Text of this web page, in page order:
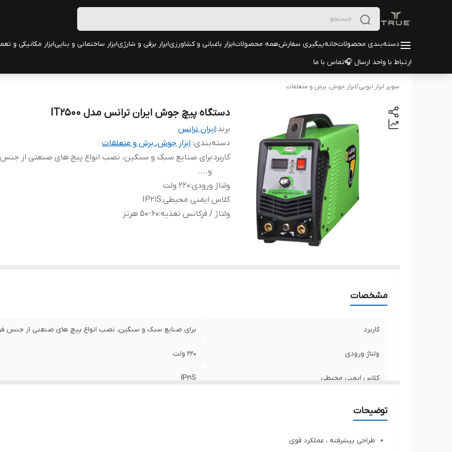
دسته‌بندی محصولاتخانهپیگیری سفارشهمه محصولاتابزار باغبانی و کشاورزیابزار برقی و شارژیابزار ساختمانی و بناییابزار مکانیکی و
ارتباط با واحد ارسال 🎧تماس با ما
سوپر ابزار ایوبی/ابزار جوش، برش و متعلقات
دستگاه پیچ جوش ایران ترانس مدل IT2500
برند:ایران ترانس
دسته‌بندی: ابزار جوش، برش و متعلقات
کاربرد:برای صنایع سبک و سنگین، نصب انواع پیچ های صنعتی از جنس
و....
ولتاژ ورودی:220 ولت
کلاس ایمنی محیطی:
IP21S
ولتاژ / فرکانس تغذیه:50-60 هرتز
مشخصات
کاربرد برای صنایع سبک و سنگین، نصب انواع پیچ های صنعتی از جنس
ولتاژ ورودی 220 ولت
کلاس ایمنی محیطی IP21S
توضیحات
طراحی پیشرفته ، عملکرد قوی